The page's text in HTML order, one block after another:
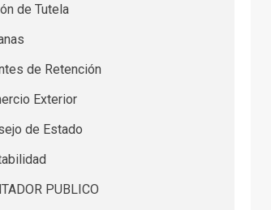
de Tutela
de Retención
Exterior
de Estado
PUBLICO